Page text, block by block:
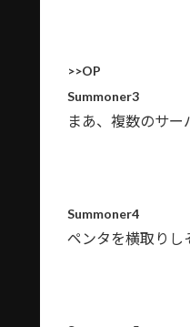
>>OP
Summoner3
まあ、複数のサー
Summoner4
ペンタを横取りし